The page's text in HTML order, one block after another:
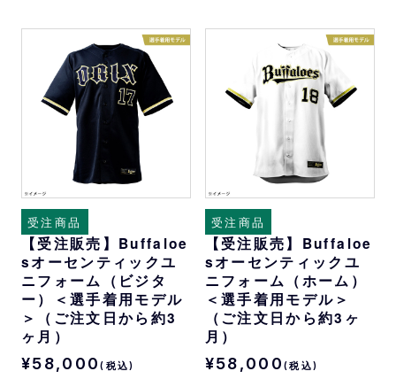
受注商品
【受注販売】Buffaloe
sオーセンティックユ
ニフォーム（ビジタ
ー）＜選手着用モデル
＞（ご注文日から約3
ヶ月）
¥58,000(税込)
受注商品
【受注販売】Buffaloe
sオーセンティックユ
ニフォーム（ホーム）
＜選手着用モデル＞
（ご注文日から約3ヶ
月）
¥58,000(税込)